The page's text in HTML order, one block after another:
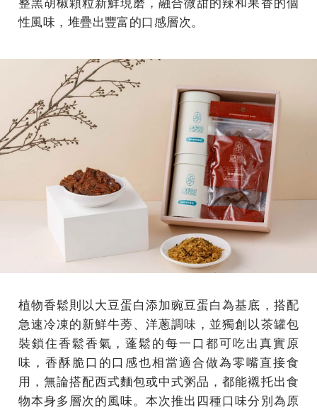
性風味，堆疊出豐富的口感層次。
植物香鬆則以大豆蛋白添加豌豆蛋白為基底，搭配
急速冷凍的新鮮牛蒡、洋蔥調味，並獨創以茶罐包
裝鎖住香鬆香氣，蓬鬆的每一口都可吃出真實原
味，香酥脆口的口感也相當適合做為零嘴直接食
用，無論搭配西式麵包或中式粥品，都能襯托出食
物本身多層次的風味。本次推出四種口味分別為原